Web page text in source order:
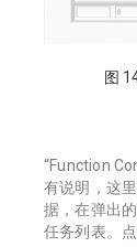
图
“Function
有说明，这
据，在弹出
任务列表。